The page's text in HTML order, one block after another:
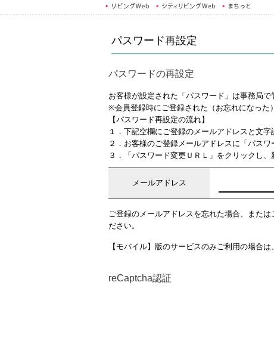
パスワード再設定
パスワードの再設定
お客様が設定された「パスワード」は事務局
※会員登録時にご登録された（お忘れになった
【パスワード再設定の流れ】
１．下記空欄にご登録のメールアドレスと文字
２．お客様のご登録メールアドレスに「パス
３．「パスワード変更ＵＲＬ」をクリックし
メールアドレス
ご登録のメールアドレスを忘れた場合、また
ださい。
【モバイル】版のサービスのみご利用の場合
reCaptcha認証